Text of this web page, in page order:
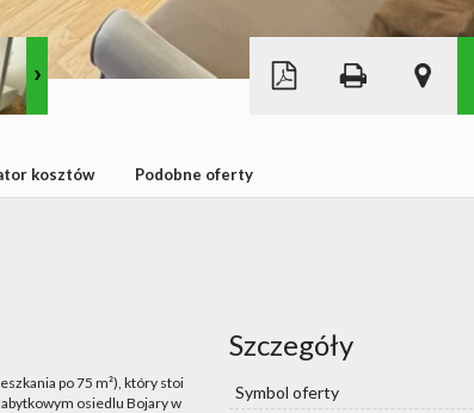
©OpenStreetMap
kosztów Podobne oferty
po 75 m²), który stoi
osiedlu Bojary w
Szczegóły
Symbol oferty